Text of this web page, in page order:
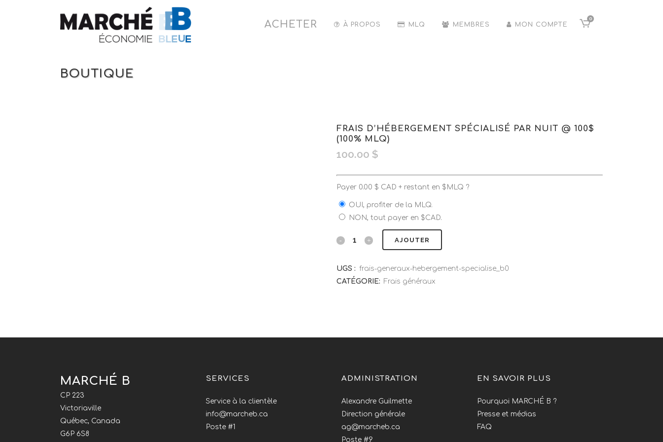
0
ACHETER À PROPOS MLQ MEMBRES MON COMPTE
BOUTIQUE
FRAIS D’HÉBERGEMENT SPÉCIALISÉ PAR NUIT @ 100$
(100% MLQ)
100.00 $
Payer 0.00 $ CAD + restant en $MLQ ?
OUI, profiter de la MLQ.
NON, tout payer en $CAD.
AJOUTER
UGS : frais-generaux-hebergement-specialise_b0
CATÉGORIE: Frais généraux
MARCHÉ B
CP 223
Victoriaville
Québec, Canada
G6P 6S8
SERVICES
Service à la clientèle
info@marcheb.ca
Poste #1
ADMINISTRATION
Alexandre Guilmette
Direction générale
ag@marcheb.ca
Poste #9
EN SAVOIR PLUS
Pourquoi MARCHÉ B ?
Presse et médias
FAQ